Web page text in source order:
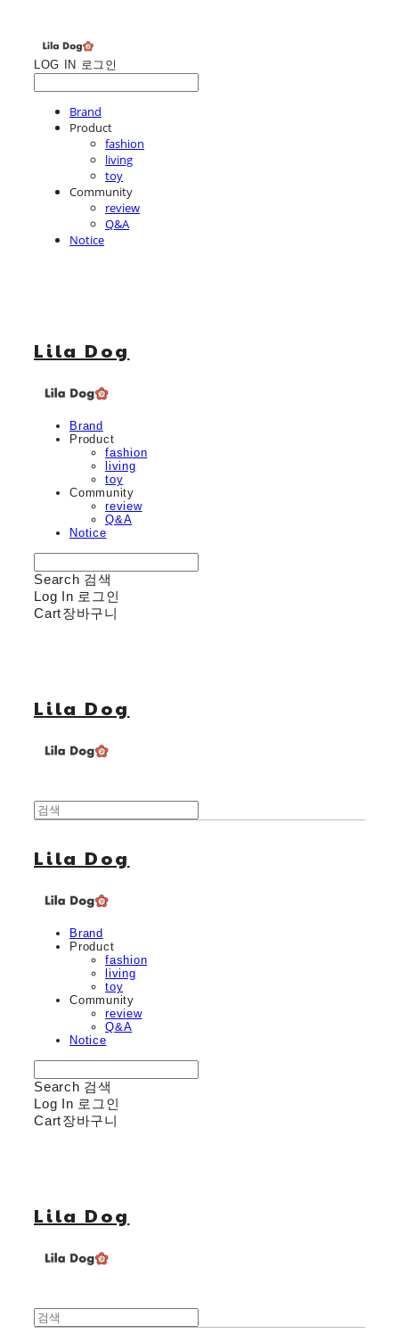
LOG IN 로그인
Brand
Product
fashion
living
toy
Community
review
Q&A
Notice
Lila Dog
Brand
Product
fashion
living
toy
Community
review
Q&A
Notice
Search 검색
Log In 로그인
Cart장바구니
Lila Dog
Lila Dog
Brand
Product
fashion
living
toy
Community
review
Q&A
Notice
Search 검색
Log In 로그인
Cart장바구니
Lila Dog